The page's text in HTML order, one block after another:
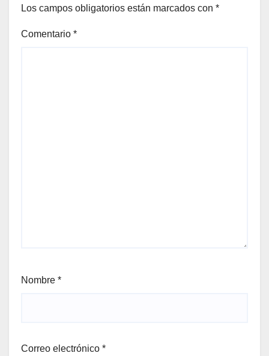
Los campos obligatorios están marcados con *
Comentario *
Nombre *
Correo electrónico *